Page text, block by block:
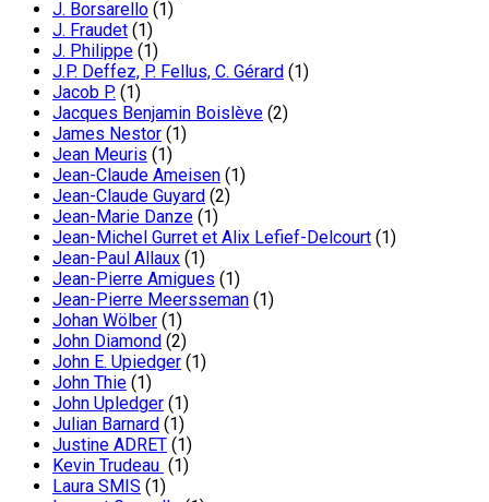
J. Borsarello (1)
J. Fraudet (1)
J. Philippe (1)
J.P. Deffez, P. Fellus, C. Gérard (1)
Jacob P. (1)
Jacques Benjamin Boislève (2)
James Nestor (1)
Jean Meuris (1)
Jean-Claude Ameisen (1)
Jean-Claude Guyard (2)
Jean-Marie Danze (1)
Jean-Michel Gurret et Alix Lefief-Delcourt (1)
Jean-Paul Allaux (1)
Jean-Pierre Amigues (1)
Jean-Pierre Meersseman (1)
Johan Wölber (1)
John Diamond (2)
John E. Upiedger (1)
John Thie (1)
John Upledger (1)
Julian Barnard (1)
Justine ADRET (1)
Kevin Trudeau (1)
Laura SMIS (1)